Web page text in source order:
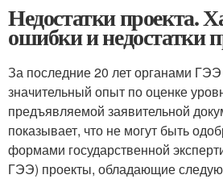
Недостатки проекта.
ошибки и недостатки
За последние 20 лет органами
значительный опыт по оценке
предъявляемой заявительной
показывает, что не могут быть
формами государственной
ГЭЭ) проекты, обладающие